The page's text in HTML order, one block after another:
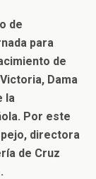
de
para
de
Dama
la
Por este
directora
de Cruz